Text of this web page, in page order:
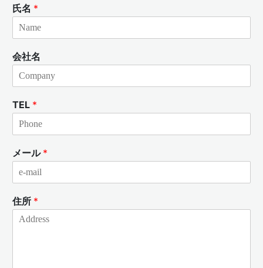
氏名 *
会社名
TEL *
メール *
住所 *